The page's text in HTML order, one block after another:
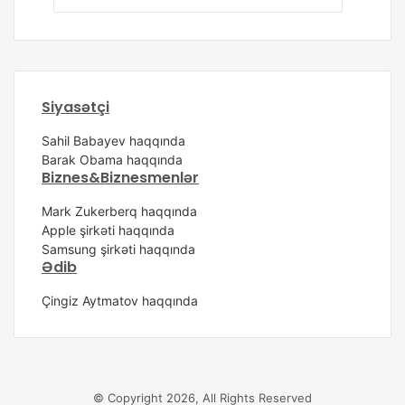
Siyasətçi
Sahil Babayev haqqında
Barak Obama haqqında
Biznes&Biznesmenlər
Mark Zukerberq haqqında
Apple şirkəti haqqında
Samsung şirkəti haqqında
Ədib
Çingiz Aytmatov haqqında
© Copyright 2026, All Rights Reserved